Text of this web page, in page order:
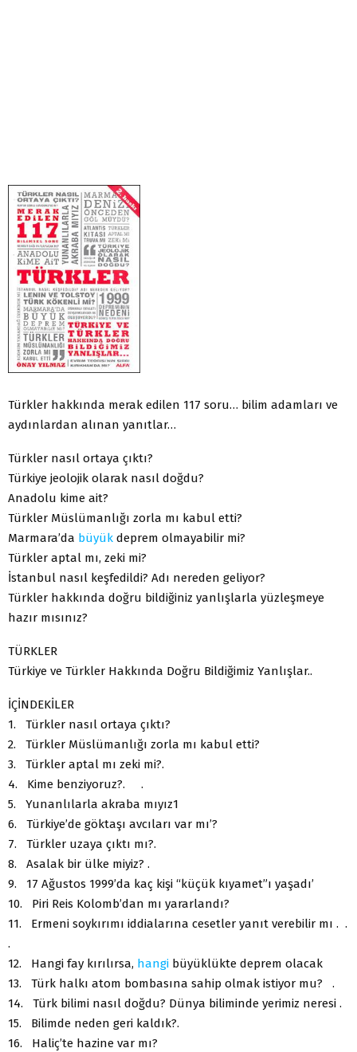
Türkler hakkında merak edilen 117 soru… bilim adamları ve
aydınlardan alınan yanıtlar…
Türkler nasıl ortaya çıktı?
Türkiye jeolojik olarak nasıl doğdu?
Anadolu kime ait?
Türkler Müslümanlığı zorla mı kabul etti?
Marmara’da büyük deprem olmayabilir mi?
Türkler aptal mı, zeki mi?
İstanbul nasıl keşfedildi? Adı nereden geliyor?
Türkler hakkında doğru bildiğiniz yanlışlarla yüzleşmeye
hazır mısınız?
TÜRKLER
Türkiye ve Türkler Hakkında Doğru Bildiğimiz Yanlışlar..
İÇİNDEKİLER
1. Türkler nasıl ortaya çıktı?
2. Türkler Müslümanlığı zorla mı kabul etti?
3. Türkler aptal mı zeki mi?.
4. Kime benziyoruz?. .
5. Yunanlılarla akraba mıyız1
6. Türkiye’de göktaşı avcıları var mı’?
7. Türkler uzaya çıktı mı?.
8. Asalak bir ülke miyiz? .
9. 17 Ağustos 1999’da kaç kişi “küçük kıyamet”ı yaşadı’
10. Piri Reis Kolomb’dan mı yararlandı?
11. Ermeni soykırımı iddialarına cesetler yanıt verebilir mı . .
.
12. Hangi fay kırılırsa, hangi büyüklükte deprem olacak
13. Türk halkı atom bombasına sahip olmak istiyor mu? .
14. Türk bilimi nasıl doğdu? Dünya biliminde yerimiz neresi .
15. Bilimde neden geri kaldık?.
16. Haliç’te hazine var mı?